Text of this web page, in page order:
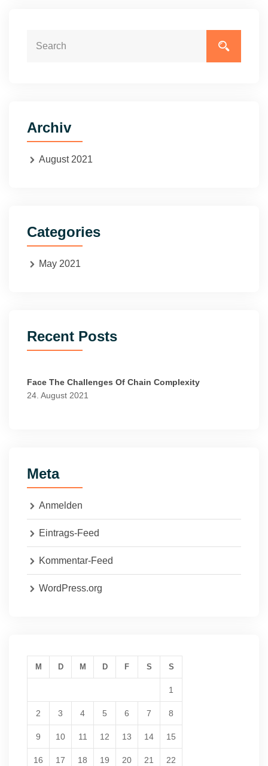
Archiv
August 2021
Categories
May 2021
Recent Posts
Face The Challenges Of Chain Complexity
24. August 2021
Meta
Anmelden
Eintrags-Feed
Kommentar-Feed
WordPress.org
M D M D F S S
1
2 3 4 5 6 7 8
9 10 11 12 13 14 15
16 17 18 19 20 21 22